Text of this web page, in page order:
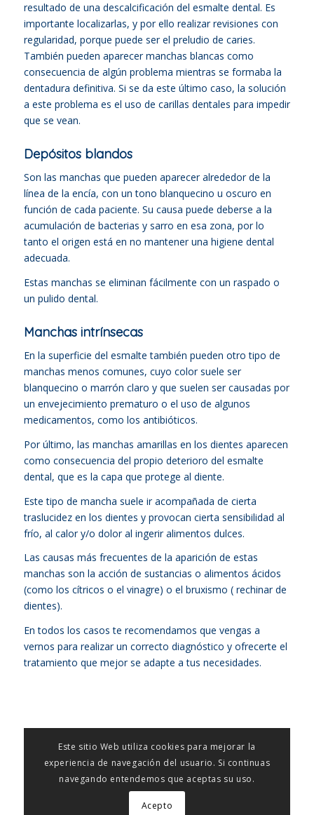
resultado de una descalcificación del esmalte dental. Es
importante localizarlas, y por ello realizar revisiones con
regularidad, porque puede ser el preludio de caries.
También pueden aparecer manchas blancas como
consecuencia de algún problema mientras se formaba la
dentadura definitiva. Si se da este último caso, la solución
a este problema es el uso de carillas dentales para impedir
que se vean.
Depósitos blandos
Son las manchas que pueden aparecer alrededor de la
línea de la encía, con un tono blanquecino u oscuro en
función de cada paciente. Su causa puede deberse a la
acumulación de bacterias y sarro en esa zona, por lo
tanto el origen está en no mantener una higiene dental
adecuada.
Estas manchas se eliminan fácilmente con un raspado o
un pulido dental.
Manchas intrínsecas
En la superficie del esmalte también pueden otro tipo de
manchas menos comunes, cuyo color suele ser
blanquecino o marrón claro y que suelen ser causadas por
un envejecimiento prematuro o el uso de algunos
medicamentos, como los antibióticos.
Por último, las manchas amarillas en los dientes aparecen
como consecuencia del propio deterioro del esmalte
dental, que es la capa que protege al diente.
Este tipo de mancha suele ir acompañada de cierta
traslucidez en los dientes y provocan cierta sensibilidad al
frío, al calor y/o dolor al ingerir alimentos dulces.
Las causas más frecuentes de la aparición de estas
manchas son la acción de sustancias o alimentos ácidos
(como los cítricos o el vinagre) o el bruxismo ( rechinar de
dientes).
En todos los casos te recomendamos que vengas a
vernos para realizar un correcto diagnóstico y ofrecerte el
tratamiento que mejor se adapte a tus necesidades.
Este sitio Web utiliza cookies para mejorar la
experiencia de navegación del usuario. Si continuas
navegando entendemos que aceptas su uso.
Acepto